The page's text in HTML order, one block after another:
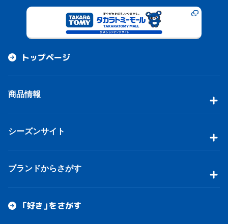
トップページ
商品情報
シーズンサイト
ブランドからさがす
「好き」をさがす